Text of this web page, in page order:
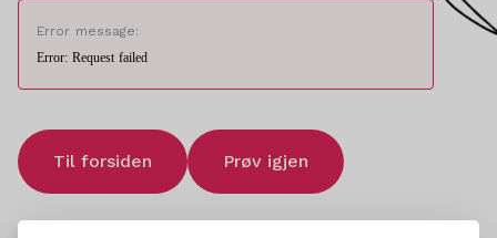
Error message:
Error: Request failed
Til forsiden Prøv igjen